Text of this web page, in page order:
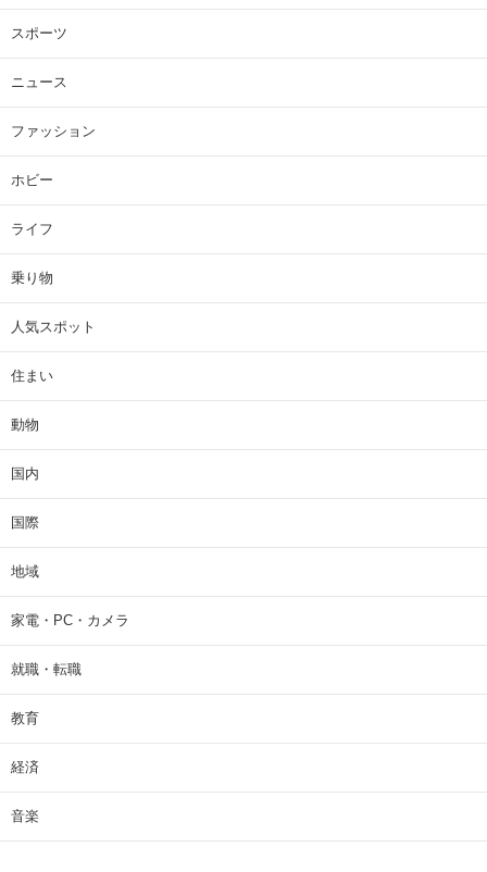
スポーツ
ニュース
ファッション
ホビー
ライフ
乗り物
人気スポット
住まい
動物
国内
国際
地域
家電・PC・カメラ
就職・転職
教育
経済
音楽